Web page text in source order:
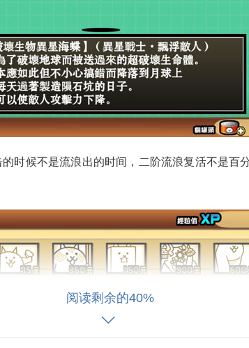
候不是流浪出的时间，二阶流浪复活不是百
阅读剩余的40%